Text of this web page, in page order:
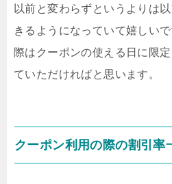
以前と変わらずというよりは
きるようになっていて嬉しい
際はクーポンの使える日に限
ていただければと思います。
クーポン利用の際の割引率